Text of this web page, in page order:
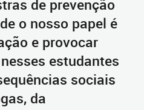
de prevenção
o nosso papel é
e provocar
estudantes
sociais
da